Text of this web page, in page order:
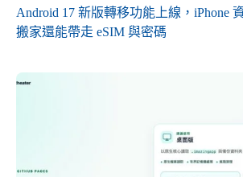
Android 17 新版轉移功能上線，iPhone
搬家還能帶走 eSIM 與密碼